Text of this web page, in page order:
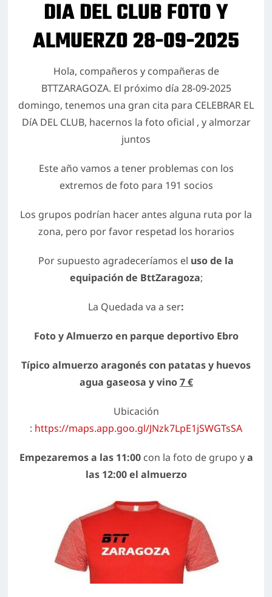
Hazte Socio
Pasarela de Pago
DIA DEL CLUB FOTO Y
ALMUERZO 28-09-2025
Hola, compañeros y compañeras de
BTTZARAGOZA. El próximo día 28-09-2025
domingo, tenemos una gran cita para CELEBRAR EL
DíA DEL CLUB, hacernos la foto oficial , y almorzar
juntos
Este año vamos a tener problemas con los
extremos de foto para 191 socios
Los grupos podrían hacer antes alguna ruta por la
zona, pero por favor respetad los horarios
Por supuesto agradeceríamos el uso de la
equipación de BttZaragoza;
La Quedada va a ser:
Foto y Almuerzo en parque deportivo Ebro
Típico almuerzo aragonés con patatas y huevos
agua gaseosa y vino7 €
Ubicación
: https://maps.app.goo.gl/JNzk7LpE1jSWGTsSA
Empezaremos a las 11:00 con la foto de grupo ya
las 12:00 el almuerzo